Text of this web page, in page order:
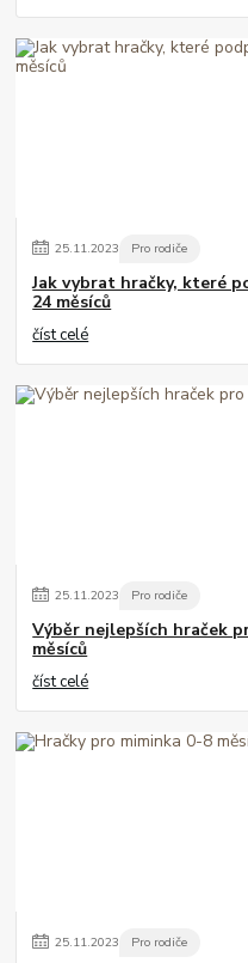
25.11.2023 Pro rodiče
Jak vybrat hračky, které
24 měsíců
číst celé
25.11.2023 Pro rodiče
Výběr nejlepších hraček
měsíců
číst celé
25.11.2023 Pro rodiče